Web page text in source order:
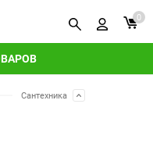
0
Сантехника